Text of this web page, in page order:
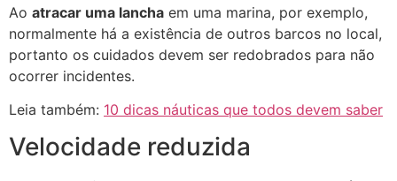
Ao atracar uma lancha em uma marina, por exemplo,
normalmente há a existência de outros barcos no local,
portanto os cuidados devem ser redobrados para não
ocorrer incidentes.
Leia também: 10 dicas náuticas que todos devem saber
Velocidade reduzida